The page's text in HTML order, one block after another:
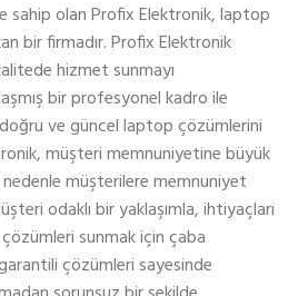
sahip olan Profix Elektronik, laptop
bir firmadır. Profix Elektronik
hizmet sunmayı
bir profesyonel kadro ile
ve güncel laptop çözümlerini
müşteri memnuniyetine büyük
müşterilere memnuniyet
odaklı bir yaklaşımla, ihtiyaçları
sunmak için çaba
çözümleri sayesinde